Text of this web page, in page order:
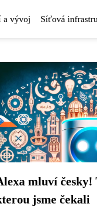
a vývoj Síťová
mluví česky!
jsme čekali